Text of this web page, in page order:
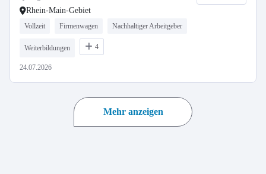
Rhein-Main-Gebiet
Vollzeit Firmenwagen Nachhaltiger Arbeitgeber
Weiterbildungen 4
24.07.2026
Mehr anzeigen